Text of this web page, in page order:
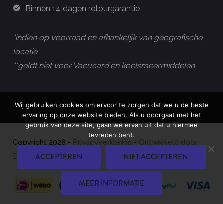
Binnen 14 dagen retourgarantie
*indien op voorraad en afhankelijk van geografische
locatie
**geldt niet voor Vacucard en koelsmeermiddelen
Copyright 2026 - Privacyverklaring - Ontwikkeld door
Best4u Group B.V.
Wij gebruiken cookies om ervoor te zorgen dat we u de beste
ervaring op onze website bieden. Als u doorgaat met het
gebruik van deze site, gaan we ervan uit dat u hiermee
tevreden bent.
ACCEPTEREN NIET ACCEPTEREN
MEER INFORMATIE